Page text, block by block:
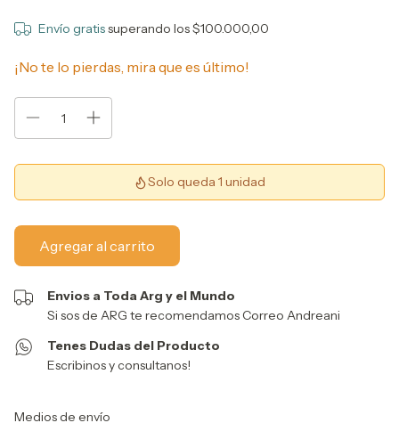
Envío gratissuperando los$100.000,00
¡No te lo pierdas, mira que es último!
Solo queda 1 unidad
Envios a Toda Arg y el Mundo
Si sos de ARG te recomendamos Correo Andreani
Tenes Dudas del Producto
Escribinos y consultanos!
Entregas para el CP:
Medios de envío